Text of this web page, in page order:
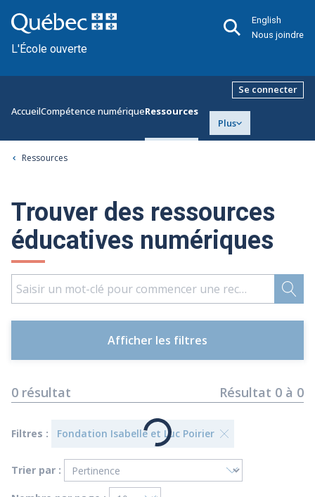
L'École ouverte
English
Nous joindre
AccueilCompétence numériqueRessources
Plus
Se connecter
Ressources
Trouver des ressources
éducatives numériques
Afficher les filtres
0 résultat Résultat 0 à 0
Filtres : Fondation Isabelle et Luc Poirier
Trier par :